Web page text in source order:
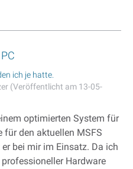
ich je hatte.
(Veröffentlicht am 13-05-
optimierten System für
für den aktuellen MSFS
bei mir im Einsatz. Da ich
Hardware